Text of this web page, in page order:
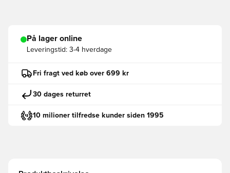
På lager online
Leveringstid: 3-4 hverdage
Fri fragt ved køb over 699 kr
30 dages returret
10 milioner tilfredse kunder siden 1995